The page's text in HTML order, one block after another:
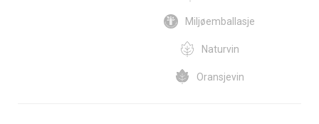
Miljøemballasje
Naturvin
Oransjevin